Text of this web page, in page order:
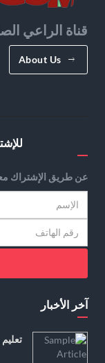
قناة الراعي
About Us
عن طريق الإشتراك
آخر الأخبار